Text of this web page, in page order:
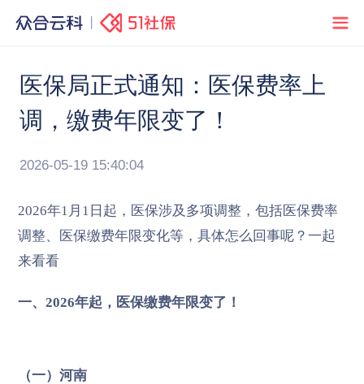
医保局正式通知：医保费率上
调，缴费年限变了！
2026-05-19 15:40:04
2026年1月1日起，医保涉及多项调整，包括医保费率
调整、医保缴费年限变化等，具体怎么回事呢？一起
来看看
一、2026年起，医保缴费年限变了！
（一）河南